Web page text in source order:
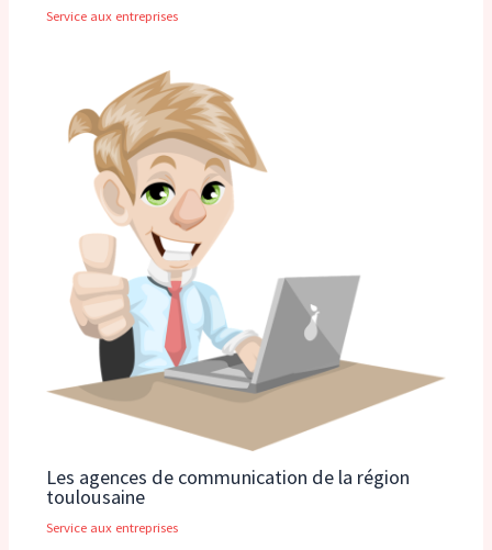
Service aux entreprises
Les agences de communication de la région
toulousaine
Service aux entreprises